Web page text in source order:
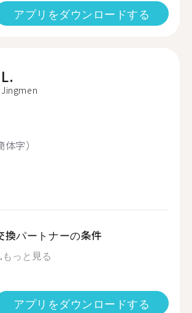
アプリをダウンロードする
L.
Jingmen
字）
換パートナーの条件
もっと見る
アプリをダウンロードする